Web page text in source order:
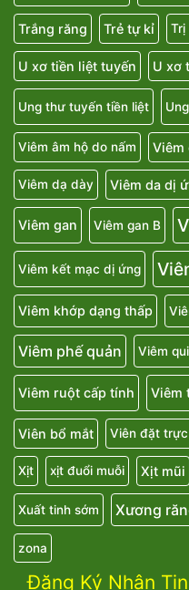
Trắng răng Trẻ tự kỉ Trị
U xơ tiền liệt tuyến U xơ
Ung thư tuyến tiền liệt
Viêm âm hộ do nấm Viêm
Viêm dạ dày Viêm da dị
Viêm gan Viêm gan B
Viêm kết mạc dị ứng
Viêm khớp dạng thấp
Viêm phế quản Viêm
Viêm ruột cấp tính Viêm
Viên bổ mắt Viên đặt
Xịt xịt đuổi muỗi Xịt mũi
Xuất tinh sớm Xương
zona
Đăng Ký Nhận